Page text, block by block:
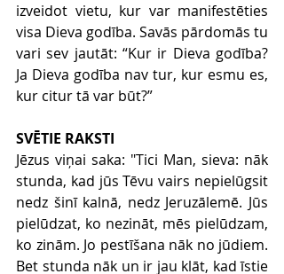
izveidot vietu, kur var manifestēties
visa Dieva godība. Savās pārdomās tu
vari sev jautāt: “Kur ir Dieva godība?
Ja Dieva godība nav tur, kur esmu es,
kur citur tā var būt?”
SVĒTIE RAKSTI
Jēzus viņai saka: "Tici Man, sieva: nāk
stunda, kad jūs Tēvu vairs nepielūgsit
nedz šinī kalnā, nedz Jeruzālemē. Jūs
pielūdzat, ko nezināt, mēs pielūdzam,
ko zinām. Jo pestīšana nāk no jūdiem.
Bet stunda nāk un ir jau klāt, kad īstie